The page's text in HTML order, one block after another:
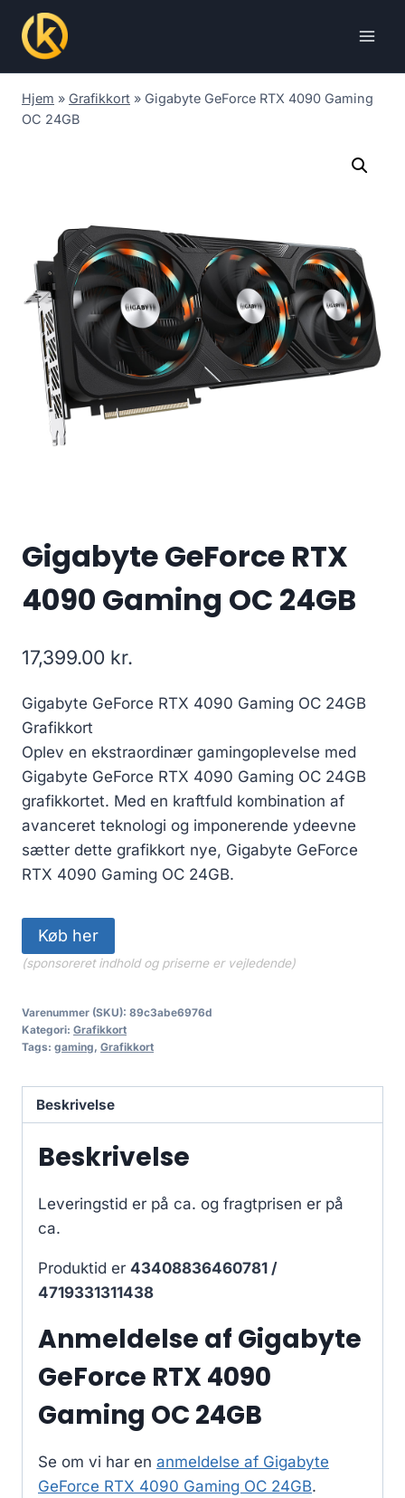
content
Hjem » Grafikkort » Gigabyte GeForce RTX 4090 Gaming
OC 24GB
Gigabyte GeForce RTX
4090 Gaming OC 24GB
17,399.00 kr.
Gigabyte GeForce RTX 4090 Gaming OC 24GB
Grafikkort
Oplev en ekstraordinær gamingoplevelse med
Gigabyte GeForce RTX 4090 Gaming OC 24GB
grafikkortet. Med en kraftfuld kombination af
avanceret teknologi og imponerende ydeevne
sætter dette grafikkort nye, Gigabyte GeForce
RTX 4090 Gaming OC 24GB.
Køb her
(sponsoreret indhold og priserne er vejledende)
Varenummer (SKU): 89c3abe6976d
Kategori: Grafikkort
Tags: gaming, Grafikkort
Beskrivelse
Beskrivelse
Leveringstid er på ca. og fragtprisen er på
ca.
Produktid er 43408836460781 /
4719331311438
Anmeldelse af Gigabyte
GeForce RTX 4090
Gaming OC 24GB
Se om vi har en anmeldelse af Gigabyte
GeForce RTX 4090 Gaming OC 24GB.